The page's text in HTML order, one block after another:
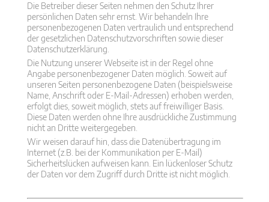
Die Betreiber dieser Seiten nehmen den Schutz Ihrer
persönlichen Daten sehr ernst. Wir behandeln Ihre
personenbezogenen Daten vertraulich und entsprechend
der gesetzlichen Datenschutzvorschriften sowie dieser
Datenschutzerklärung.
Die Nutzung unserer Webseite ist in der Regel ohne
Angabe personenbezogener Daten möglich. Soweit auf
unseren Seiten personenbezogene Daten (beispielsweise
Name, Anschrift oder E-Mail-Adressen) erhoben werden,
erfolgt dies, soweit möglich, stets auf freiwilliger Basis.
Diese Daten werden ohne Ihre ausdrückliche Zustimmung
nicht an Dritte weitergegeben.
Wir weisen darauf hin, dass die Datenübertragung im
Internet (z.B. bei der Kommunikation per E-Mail)
Sicherheitslücken aufweisen kann. Ein lückenloser Schutz
der Daten vor dem Zugriff durch Dritte ist nicht möglich.